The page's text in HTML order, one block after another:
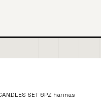
SET 6PZ harinas